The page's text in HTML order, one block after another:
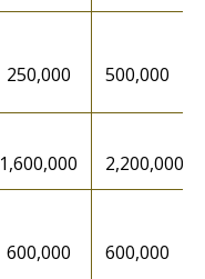
250,000 500,000
1,600,000 2,200,000
600,000 600,000